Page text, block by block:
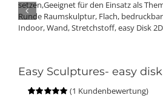
Easy Sculptures- easy disk
(1 Kundenbewertung)